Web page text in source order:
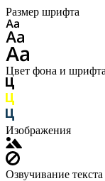
Размер шрифта
Цвет фона и шрифта
Изображения
Озвучивание текста